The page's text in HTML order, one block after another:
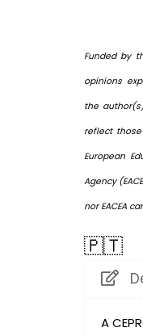
Funded by
opinions
the
reflect
European
Agency
nor EACEA
🇵🇹
A